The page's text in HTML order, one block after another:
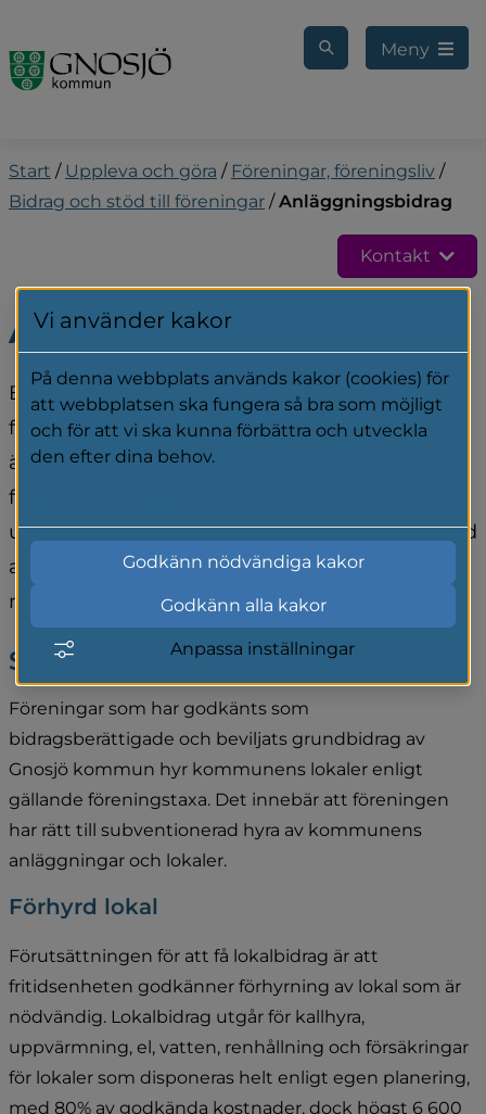
Meny
Start / Uppleva och göra / Föreningar, föreningsliv /
Bidrag och stöd till föreningar / Anläggningsbidrag
Kontakt
Anläggningsbidrag
Bidraget är avsett att ge föreningarna
förutsättningar att bedriva verksamhet i
ändamålsenliga lokaler. Bidraget söks för
föregående kalenderår. Anläggningsbidrag
utgår för ägd eller förhyrd lokal. Subventionerad
anläggningshyra är också en möjlighet, när
man hyr av kommunen.
Subventionerad anläggningshyra
Föreningar som har godkänts som
bidragsberättigade och beviljats grundbidrag av
Gnosjö kommun hyr kommunens lokaler enligt
gällande föreningstaxa. Det innebär att föreningen
har rätt till subventionerad hyra av kommunens
anläggningar och lokaler.
Förhyrd lokal
Förutsättningen för att få lokalbidrag är att
fritidsenheten godkänner förhyrning av lokal som är
nödvändig. Lokalbidrag utgår för kallhyra,
uppvärmning, el, vatten, renhållning och försäkringar
för lokaler som disponeras helt enligt egen planering,
med 80% av godkända kostnader, dock högst 6 600
Vi använder kakor
På denna webbplats används kakor (cookies) för
att webbplatsen ska fungera så bra som möjligt
och för att vi ska kunna förbättra och utveckla
den efter dina behov.
Godkänn nödvändiga kakor
Godkänn alla kakor
Anpassa inställningar